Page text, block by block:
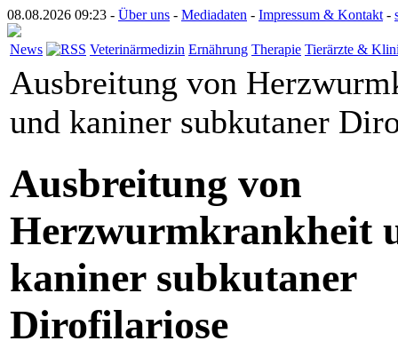
08.08.2026 09:23 - Über uns - Mediadaten - Impressum & Kontakt -
News Veterinärmedizin Ernährung Therapie Tierärzte &
Ausbreitung von
und kaniner subkutaner
Ausbreitung von
Herzwurmkrankheit
kaniner subkutaner
Dirofilariose